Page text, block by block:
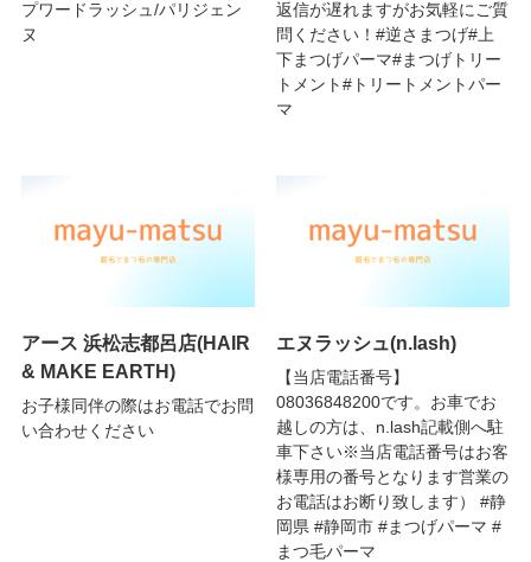
プワードラッシュ/パリジェン
ヌ
返信が遅れますがお気軽にご質
問ください！#逆さまつげ#上
下まつげパーマ#まつげトリー
トメント#トリートメントパー
マ
アース 浜松志都呂店(HAIR
& MAKE EARTH)
お子様同伴の際はお電話でお問
い合わせください
エヌラッシュ(n.lash)
【当店電話番号】
08036848200です。お車でお
越しの方は、n.lash記載側へ駐
車下さい※当店電話番号はお客
様専用の番号となります営業の
お電話はお断り致します） #静
岡県 #静岡市 #まつげパーマ #
まつ毛パーマ